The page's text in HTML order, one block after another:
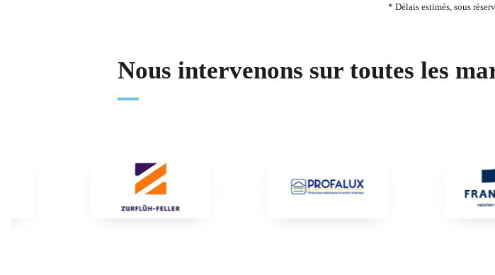
* Délais estimés, sous
Nous intervenons sur toutes les